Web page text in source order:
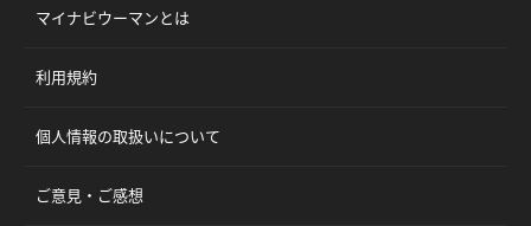
マイナビウーマンとは
利用規約
個人情報の取扱いについて
ご意見・ご感想